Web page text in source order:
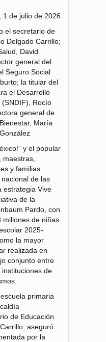
1 de julio de 2026
el secretario de
Delgado Carrillo;
David
general del
Seguro Social
la titular del
el Desarrollo
Rocío
general de
María
y el popular
maestras,
y familias
de las
estrategia Vive
de la
Pardo, con
millones de niñas
2025-
la mayor
realizada en
conjunto entre
de
primaria
de Educación
aseguró
por la